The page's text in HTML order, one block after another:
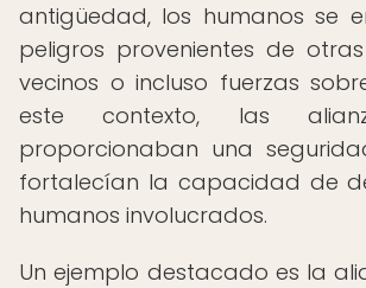
antigüedad, los humanos se
peligros provenientes de
vecinos o incluso fuerzas
este contexto, las
proporcionaban una
fortalecían la capacidad de
humanos involucrados.
Un ejemplo destacado es la